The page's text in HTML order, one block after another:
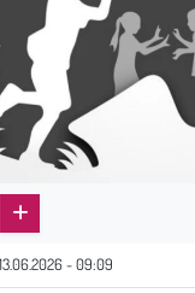
13.06.2026 - 09:09